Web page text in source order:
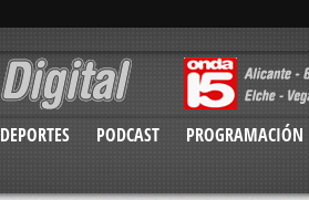
DEPORTES PODCAST PROGRAMACIÓN